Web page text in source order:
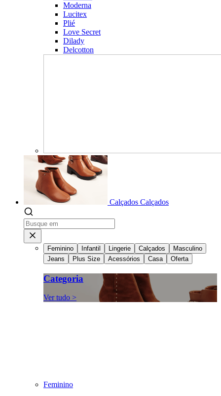
Moderna
Lucitex
Plié
Love Secret
Dilady
Delcotton
Calçados Calçados
Feminino Infantil Lingerie Calçados
Masculino
Jeans
Plus Size Acessórios Casa Oferta
Categoria
Ver tudo >
Feminino